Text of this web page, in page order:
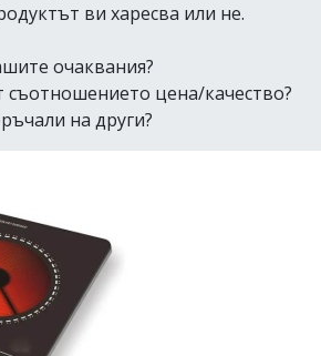
ви харесва или не.
очаквания?
съотношението цена/качество?
на други?